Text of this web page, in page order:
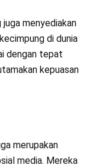
menyediakan
di dunia
dengan tepat
kepuasan
merupakan
media. Mereka